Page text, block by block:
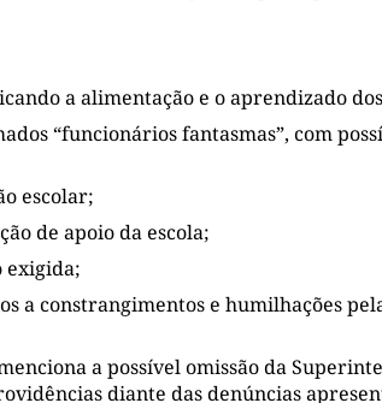
a alimentação e o aprendizado
“funcionários fantasmas”, com
escolar;
de apoio da escola;
exigida;
a constrangimentos e humilhações
a possível omissão da
diante das denúncias